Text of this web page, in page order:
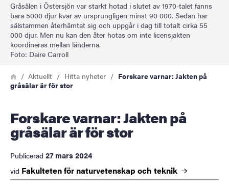
Gråsälen i Östersjön var starkt hotad i slutet av 1970-talet fanns
bara 5000 djur kvar av ursprungligen minst 90 000. Sedan har
sälstammen återhämtat sig och uppgår i dag till totalt cirka 55
000 djur. Men nu kan den åter hotas om inte licensjakten
koordineras mellan länderna.
Foto: Daire Carroll
Länkstig
HemAktuellt Hitta nyheter
Forskare varnar: Jakten på
gråsälar är för stor
Forskare varnar: Jakten på
gråsälar är för stor
Publicerad 27 mars 2024
vid Fakulteten för naturvetenskap och teknik